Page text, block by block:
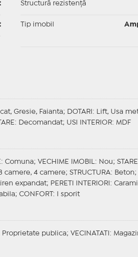
Structură rezistență
Tip imobil
Gresie, Faianta; DOTARI : Lift, Usa
: Decomandat; USI INTERIOR: MDF
: Comuna; VECHIME IMOBIL : Nou;
camere, 4 camere; STRUCTURA: Beton;
expandat; PERETI INTERIORI :
CONFORT : I sporit
Proprietate publica; VECINATATI
: